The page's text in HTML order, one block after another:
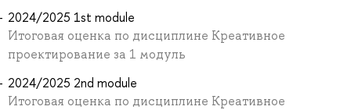
2024/2025 1st module
Итоговая оценка по дисциплине Креативное
проектирование за 1 модуль
2024/2025 2nd module
Итоговая оценка по дисциплине Креативное